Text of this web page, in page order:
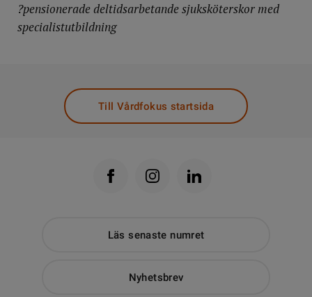
?pensionerade deltidsarbetande sjuksköterskor med
specialistutbildning
Till Vårdfokus startsida
Läs senaste numret
Nyhetsbrev